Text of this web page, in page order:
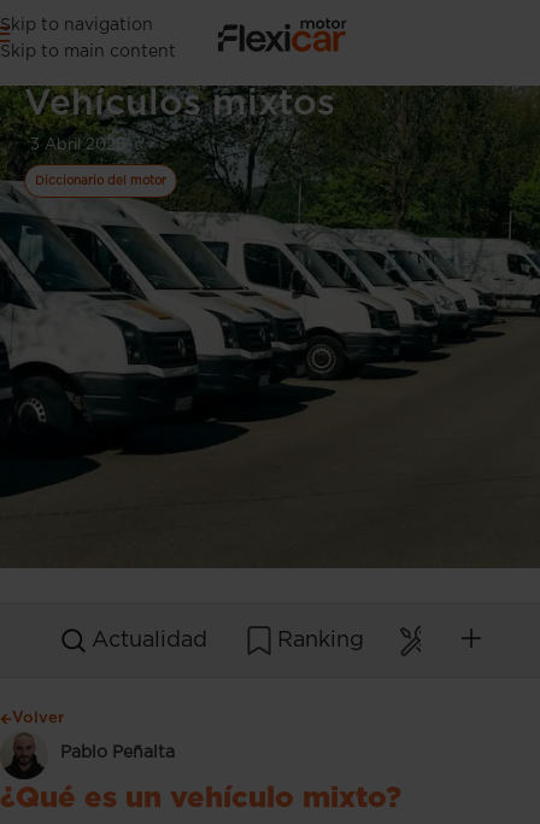
Skip to navigation
Skip to main content
Vehículos mixtos
3 Abril 2025
Diccionario del motor
Actualidad Ranking
Volver
Pablo Peñalta
¿Qué es un vehículo mixto?